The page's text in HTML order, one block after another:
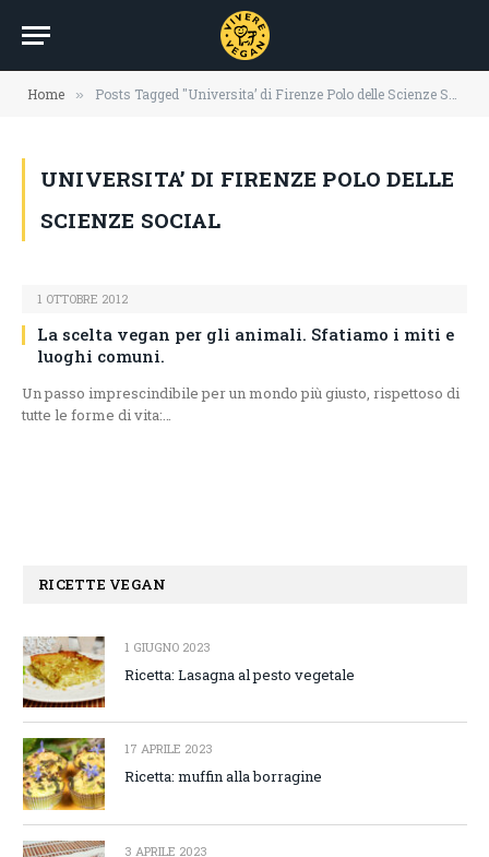
Home » Posts Tagged "Universita’ di Firenze Polo delle Scienze Social"
UNIVERSITA’ DI FIRENZE POLO DELLE
SCIENZE SOCIAL
1 OTTOBRE 2012
La scelta vegan per gli animali. Sfatiamo i miti e
luoghi comuni.
Un passo imprescindibile per un mondo più giusto, rispettoso di
tutte le forme di vita:…
RICETTE VEGAN
1 GIUGNO 2023
Ricetta: Lasagna al pesto vegetale
17 APRILE 2023
Ricetta: muffin alla borragine
3 APRILE 2023